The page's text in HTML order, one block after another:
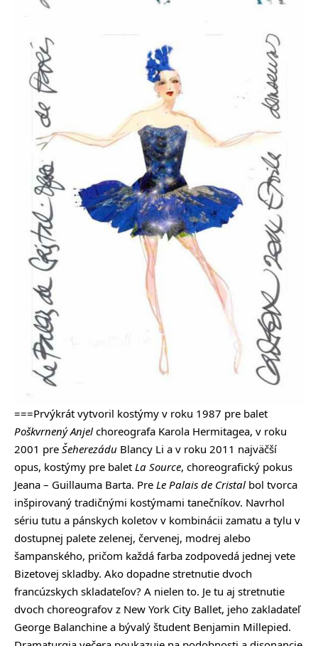
===Prvýkrát vytvoril kostýmy v roku 1987 pre balet
Poškvrnený Anjel choreografa Karola Hermitagea, v roku
2001 pre Šeherezádu Blancy Li a v roku 2011 najväčší
opus, kostýmy pre balet La Source, choreografický pokus
Jeana – Guillauma Barta. Pre Le Palais de Cristal bol tvorca
inšpirovaný tradičnými kostýmami tanečníkov. Navrhol
sériu tutu a pánskych koletov v kombinácii zamatu a tylu v
dostupnej palete zelenej, červenej, modrej alebo
šampanského, pričom každá farba zodpovedá jednej vete
Bizetovej skladby. Ako dopadne stretnutie dvoch
francúzskych skladateľov? A nielen to. Je tu aj stretnutie
dvoch choreografov z New York City Ballet, jeho zakladateľ
George Balanchine a bývalý študent Benjamin Millepied.